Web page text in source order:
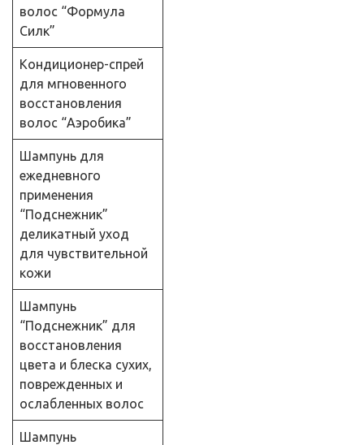
волос “Формула
Силк”
Кондиционер-спрей
для мгновенного
восстановления
волос “Аэробика”
Шампунь для
ежедневного
применения
“Подснежник”
деликатный уход
для чувствительной
кожи
Шампунь
“Подснежник” для
восстановления
цвета и блеска сухих,
поврежденных и
ослабленных волос
Шампунь